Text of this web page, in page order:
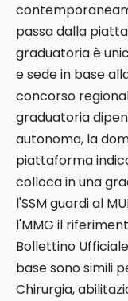
passa dalla
graduatoria è
e sede in base
concorso
graduatoria
autonoma, la
piattaforma
colloca in una
l'SSM guardi al
l'MMG il
Bollettino
base sono simili
Chirurgia,